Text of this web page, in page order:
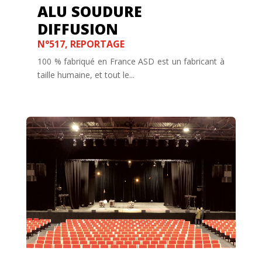
ALU SOUDURE
DIFFUSION
N°517, REPORTAGE
100 % fabriqué en France ASD est un fabricant à
taille humaine, et tout le...